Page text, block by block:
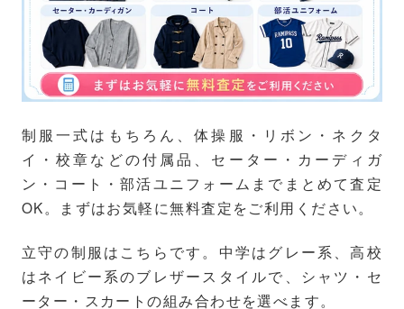
制服一式はもちろん、体操服・リボン・ネクタ
イ・校章などの付属品、セーター・カーディガ
ン・コート・部活ユニフォームまでまとめて査定
OK。まずはお気軽に無料査定をご利用ください。
立守の制服はこちらです。中学はグレー系、高校
はネイビー系のブレザースタイルで、シャツ・セ
ーター・スカートの組み合わせを選べます。